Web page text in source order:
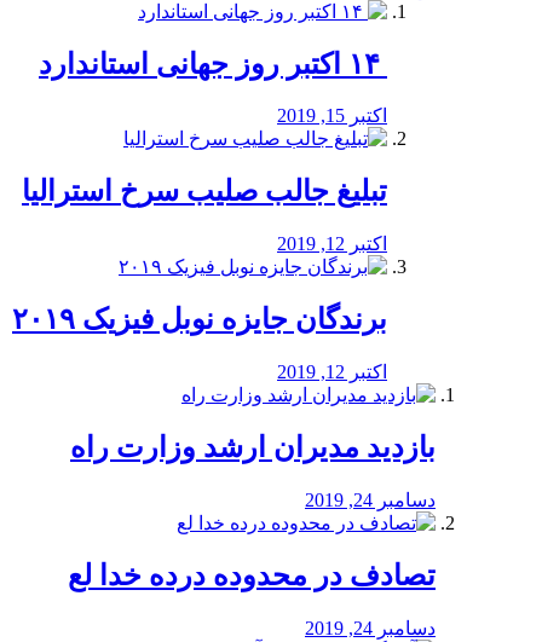
اکتبر 15, 2019
تبلیغ جالب صلیب سرخ استرالیا
اکتبر 12, 2019
برندگان جایزه نوبل فیزیک ۲۰۱۹
اکتبر 12, 2019
بازدید مدیران ارشد وزارت راه
دسامبر 24, 2019
تصادف در محدوده درده خدا لع
دسامبر 24, 2019